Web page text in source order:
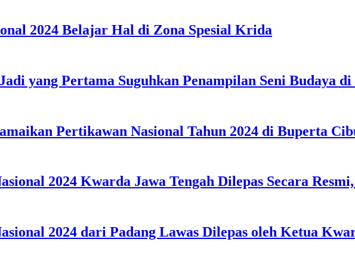
2024 Belajar Hal di Zona Spesial Krida
yang Pertama Suguhkan Penampilan Seni Budaya
Pertikawan Nasional Tahun 2024 di Buperta
2024 Kwarda Jawa Tengah Dilepas Secara
2024 dari Padang Lawas Dilepas oleh Ketua